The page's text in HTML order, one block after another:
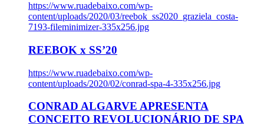
https://www.ruadebaixo.com/wp-
content/uploads/2020/03/reebok_ss2020_graziela_costa-
7193-fileminimizer-335x256.jpg
REEBOK x SS’20
https://www.ruadebaixo.com/wp-
content/uploads/2020/02/conrad-spa-4-335x256.jpg
CONRAD ALGARVE APRESENTA
CONCEITO REVOLUCIONÁRIO DE SPA